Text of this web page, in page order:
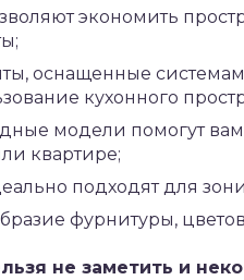
экономить
оснащенные
кухонного
модели помогут
квартире;
подходят для
фурнитуры,
не заметить и